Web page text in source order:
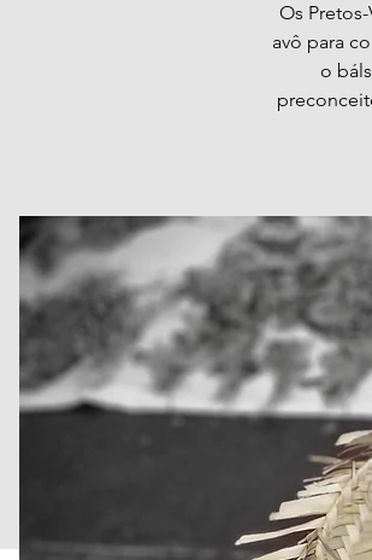
Os
avô para
o